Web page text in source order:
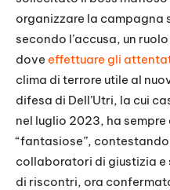
organizzare la campagna
secondo l’accusa, un
dove effettuare gli
clima di terrore utile al
difesa di Dell’Utri, la cui
nel luglio 2023, ha
“fantasiose”,
collaboratori di giustizia
di riscontri, ora